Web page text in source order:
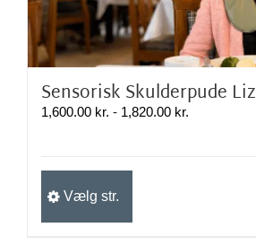
Sensorisk Skulderpude Liz
1,600.00 kr. - 1,820.00 kr.
Vælg str.